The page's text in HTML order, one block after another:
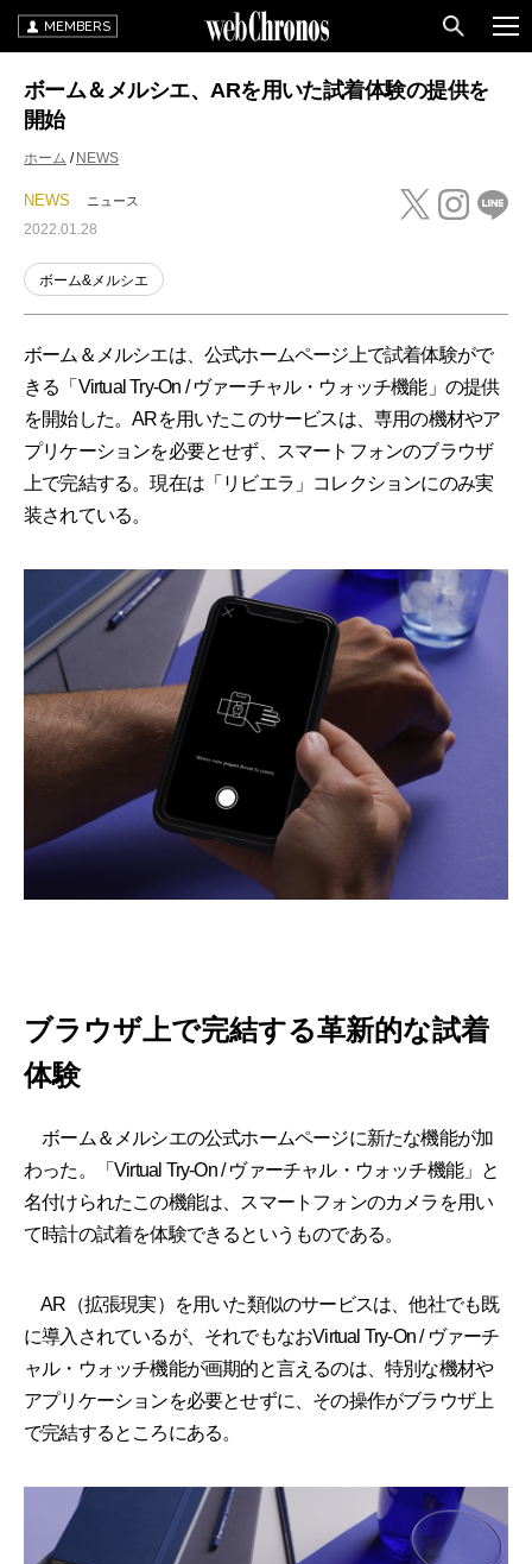
MEMBERS
ボーム＆メルシエ、ARを用いた試着体験の提供を
開始
ホーム NEWS
NEWS ニュース
2022.01.28
ボーム&メルシエ
ボーム＆メルシエは、公式ホームページ上で試着体験がで
きる「Virtual Try-On / ヴァーチャル・ウォッチ機能」の提供
を開始した。ARを用いたこのサービスは、専用の機材やア
プリケーションを必要とせず、スマートフォンのブラウザ
上で完結する。現在は「リビエラ」コレクションにのみ実
装されている。
ブラウザ上で完結する革新的な試着
体験
ボーム＆メルシエの公式ホームページに新たな機能が加
わった。「Virtual Try-On / ヴァーチャル・ウォッチ機能」と
名付けられたこの機能は、スマートフォンのカメラを用い
て時計の試着を体験できるというものである。
AR（拡張現実）を用いた類似のサービスは、他社でも既
に導入されているが、それでもなおVirtual Try-On / ヴァーチ
ャル・ウォッチ機能が画期的と言えるのは、特別な機材や
アプリケーションを必要とせずに、その操作がブラウザ上
で完結するところにある。